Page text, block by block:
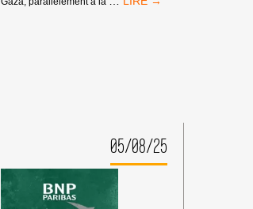
CRIMINEL·LES
DE
05/08/25